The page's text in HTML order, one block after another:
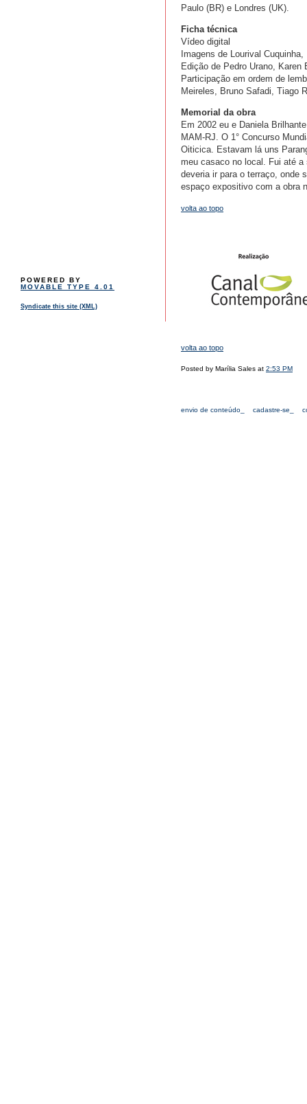
POWERED BY
MOVABLE TYPE 4.01
Syndicate this site (XML)
Paulo (BR) e Londres (UK).
Ficha técnica
Vídeo digital
Imagens de Lourival
Edição de Pedro Urano, Karen
Participação em ordem de
Meireles, Bruno Safadi, Tiago
Memorial da obra
Em 2002 eu e Daniela
MAM-RJ. O 1° Concurso
Oiticica. Estavam lá uns
meu casaco no local. Fui até
deveria ir para o terraço, onde
espaço expositivo com a obra
volta ao topo
volta ao topo
Posted by Marília Sales at 2:53 PM
envio de conteúdo_ cadastre-se_